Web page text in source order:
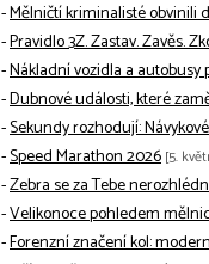
-Mělničtí kriminalisté obvinili
-Pravidlo 3Z. Zastav. Zavěs.
-Nákladní vozidla a
-Dubnové události, které
-Sekundy rozhodují:
-Speed Marathon 2026 [5.
-Zebra se za Tebe
-Velikonoce pohledem
-Forenzní značení kol: